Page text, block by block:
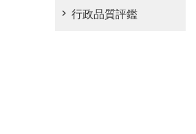
行政品質評鑑